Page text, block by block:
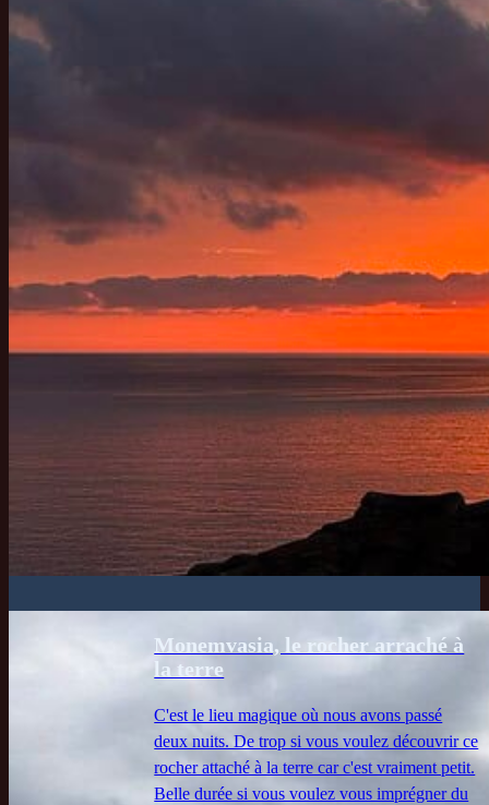
Monemvasia, le rocher arraché à
la terre
C'est le lieu magique où nous avons passé
deux nuits. De trop si vous voulez découvrir ce
rocher attaché à la terre car c'est vraiment petit.
Belle durée si vous voulez vous imprégner du